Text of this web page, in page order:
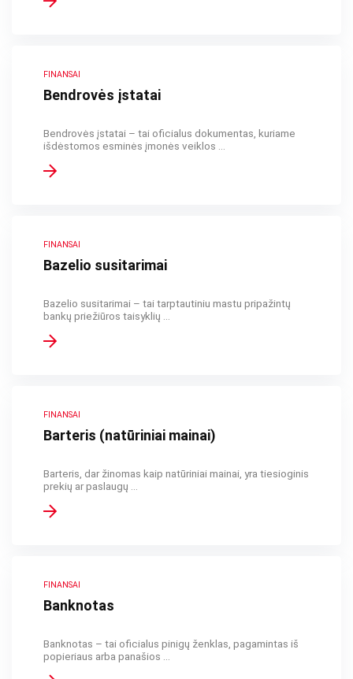
FINANSAI
Bendrovės įstatai
Bendrovės įstatai – tai oficialus dokumentas, kuriame
išdėstomos esminės įmonės veiklos ...
FINANSAI
Bazelio susitarimai
Bazelio susitarimai – tai tarptautiniu mastu pripažintų
bankų priežiūros taisyklių ...
FINANSAI
Barteris (natūriniai mainai)
Barteris, dar žinomas kaip natūriniai mainai, yra tiesioginis
prekių ar paslaugų ...
FINANSAI
Banknotas
Banknotas – tai oficialus pinigų ženklas, pagamintas iš
popieriaus arba panašios ...